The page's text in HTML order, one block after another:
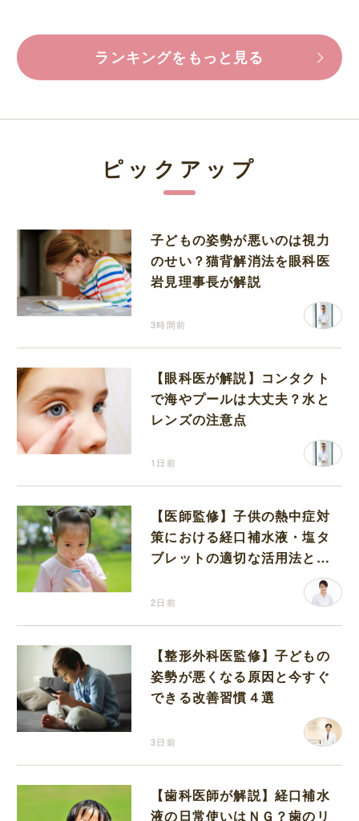
ランキングをもっと見る
ピックアップ
子どもの姿勢が悪いのは視力
のせい？猫背解消法を眼科医
岩見理事長が解説
3時間前
【眼科医が解説】コンタクト
で海やプールは大丈夫？水と
レンズの注意点
1日前
【医師監修】子供の熱中症対
策における経口補水液・塩タ
ブレットの適切な活用法と水
2日前
【整形外科医監修】子どもの
姿勢が悪くなる原因と今すぐ
できる改善習慣４選
3日前
【歯科医師が解説】経口補水
液の日常使いはＮＧ？歯のリ